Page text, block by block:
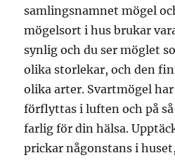
samlingsnamnet mögel
mögelsort i hus brukar
synlig och du ser möglet
olika storlekar, och den
olika arter. Svartmögel
förflyttas i luften och på
farlig för din hälsa.
prickar någonstans i